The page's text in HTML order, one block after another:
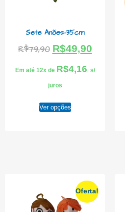
Sete Anões-35cm
R$79,90 R$49,90
Em até 12x de R$4,16 s/
juros
Ver opções
Oferta!